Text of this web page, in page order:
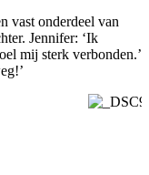
vast onderdeel van
Jennifer: ‘Ik
mij sterk verbonden.’